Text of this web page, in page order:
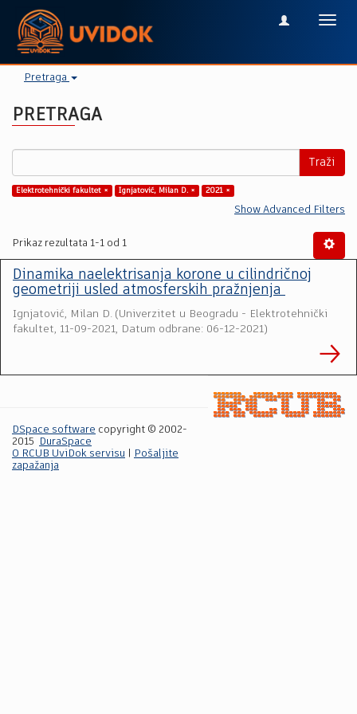
Pretraga
PRETRAGA
Traži
Elektrotehnički fakultet × Ignjatović, Milan D. × 2021 ×
Show Advanced Filters
Prikaz rezultata 1-1 od 1
Dinamika naelektrisanja korone u cilindričnoj
geometriji usled atmosferskih pražnjenja
Ignjatović, Milan D. (Univerzitet u Beogradu - Elektrotehnički
fakultet, 11-09-2021, Datum odbrane: 06-12-2021)
DSpace software copyright © 2002-
2015
DuraSpace
O RCUB UviDok servisu
Pošaljite
zapažanja